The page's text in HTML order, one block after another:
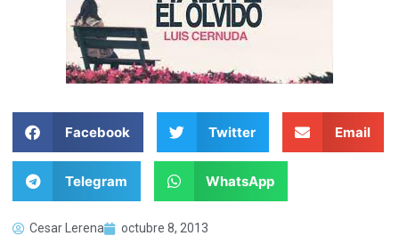
Facebook Twitter Email
Telegram WhatsApp
Cesar Lerena
octubre 8, 2013